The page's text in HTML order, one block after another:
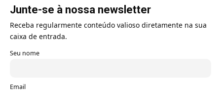
Junte-se à nossa newsletter
Receba regularmente conteúdo valioso diretamente na sua
caixa de entrada.
Seu nome
Email